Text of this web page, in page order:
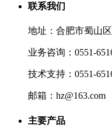
联系我们
地址：合肥市蜀山
业务咨询：0551-
技术支持：0551-
邮箱：hz@163.com
主要产品